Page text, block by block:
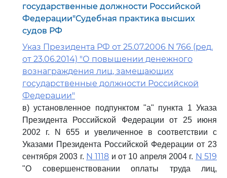
государственные должности Российской
Федерации"Судебная практика высших
судов РФ
Указ Президента РФ от 25.07.2006 N 766 (ред.
от 23.06.2014) "О повышении денежного
вознаграждения лиц, замещающих
государственные должности Российской
Федерации"
в) установленное подпунктом "а" пункта 1 Указа
Президента Российской Федерации от 25 июня
2002 г. N 655 и увеличенное в соответствии с
Указами Президента Российской Федерации от 23
сентября 2003 г. N 1118 и от 10 апреля 2004 г. N 519
"О совершенствовании оплаты труда лиц,